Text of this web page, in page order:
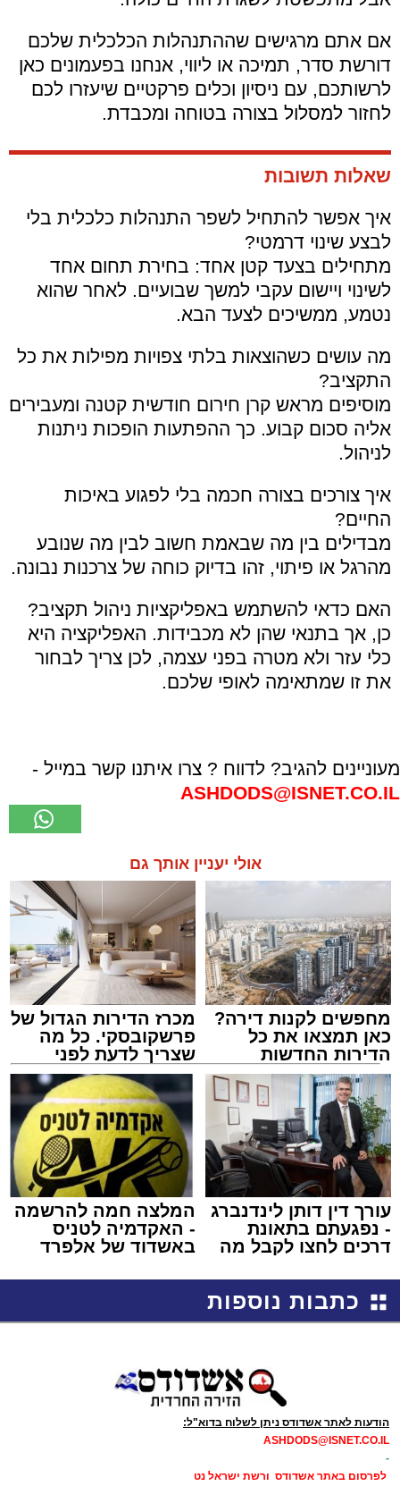
אם אתם מרגישים שההתנהלות הכלכלית שלכם
דורשת סדר, תמיכה או ליווי, אנחנו בפעמונים כאן
לרשותכם, עם ניסיון וכלים פרקטיים שיעזרו לכם
לחזור למסלול בצורה בטוחה ומכבדת.
שאלות תשובות
איך אפשר להתחיל לשפר התנהלות כלכלית בלי
לבצע שינוי דרמטי?
מתחילים בצעד קטן אחד: בחירת תחום אחד
לשינוי ויישום עקבי למשך שבועיים. לאחר שהוא
נטמע, ממשיכים לצעד הבא.
מה עושים כשהוצאות בלתי צפויות מפילות את כל
התקציב?
מוסיפים מראש קרן חירום חודשית קטנה ומעבירים
אליה סכום קבוע. כך ההפתעות הופכות ניתנות
לניהול.
איך צורכים בצורה חכמה בלי לפגוע באיכות
החיים?
מבדילים בין מה שבאמת חשוב לבין מה שנובע
מהרגל או פיתוי, זהו בדיוק כוחה של צרכנות נבונה.
האם כדאי להשתמש באפליקציות ניהול תקציב?
כן, אך בתנאי שהן לא מכבידות. האפליקציה היא
כלי עזר ולא מטרה בפני עצמה, לכן צריך לבחור
את זו שמתאימה לאופי שלכם.
מעוניינים להגיב? לדווח ? צרו איתנו קשר במייל -
ASHDODS@ISNET.CO.IL
אולי יעניין אותך גם
מחפשים לקנות דירה?
כאן תמצאו את כל
הדירות החדשות
למכירה באשדוד >>>
מכרז הדירות הגדול של
פרשקובסקי. כל מה
שצריך לדעת לפני
שמגישים הצעה לדירה
באשדוד
עורך דין דותן לינדנברג
- נפגעתם בתאונת
דרכים לחצו לקבל מה
המלצה חמה להרשמה
- האקדמיה לטניס
באשדוד של אלפרד
כתבות נוספות
הודעות לאתר אשדודס ניתן לשלוח בדוא"ל:
ASHDODS@ISNET.CO.IL
-
לפרסום באתר אשדודס ורשת ישראל נט